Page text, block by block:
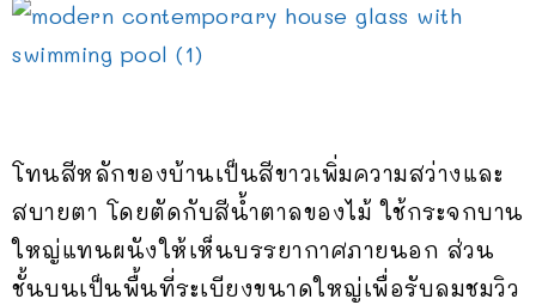
โทนสีหลักของบ้านเป็นสีขาวเพิ่มความสว่างและ
สบายตา โดยตัดกับสีน้ำตาลของไม้ ใช้กระจกบาน
ใหญ่แทนผนังให้เห็นบรรยากาศภายนอก ส่วน
ชั้นบนเป็นพื้นที่ระเบียงขนาดใหญ่เพื่อรับลมชมวิว